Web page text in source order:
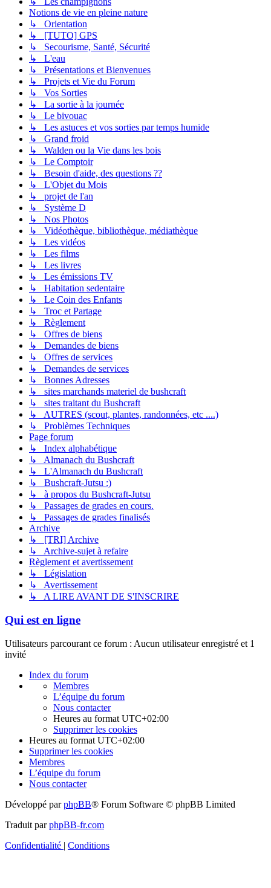
Notions de vie en pleine nature
↳ Orientation
↳ [TUTO] GPS
↳ Secourisme, Santé, Sécurité
↳ L'eau
↳ Présentations et Bienvenues
↳ Projets et Vie du Forum
↳ Vos Sorties
↳ La sortie à la journée
↳ Le bivouac
↳ Les astuces et vos sorties par temps humide
↳ Grand froid
↳ Walden ou la Vie dans les bois
↳ Le Comptoir
↳ Besoin d'aide, des questions ??
↳ L'Objet du Mois
↳ projet de l'an
↳ Système D
↳ Nos Photos
↳ Vidéothèque, bibliothèque, médiathèque
↳ Les vidéos
↳ Les films
↳ Les livres
↳ Les émissions TV
↳ Habitation sedentaire
↳ Le Coin des Enfants
↳ Troc et Partage
↳ Règlement
↳ Offres de biens
↳ Demandes de biens
↳ Offres de services
↳ Demandes de services
↳ Bonnes Adresses
↳ sites marchands materiel de bushcraft
↳ sites traitant du Bushcraft
↳ AUTRES (scout, plantes, randonnées, etc ....)
↳ Problèmes Techniques
Page forum
↳ Index alphabétique
↳ Almanach du Bushcraft
↳ L'Almanach du Bushcraft
↳ Bushcraft-Jutsu :)
↳ à propos du Bushcraft-Jutsu
↳ Passages de grades en cours.
↳ Passages de grades finalisés
Archive
↳ [TRI] Archive
↳ Archive-sujet à refaire
Règlement et avertissement
↳ Législation
↳ Avertissement
↳ A LIRE AVANT DE S'INSCRIRE
Qui est en ligne
Utilisateurs parcourant ce forum : Aucun utilisateur enregistré et 1
invité
Index du forum
Membres
L’équipe du forum
Nous contacter
Heures au format UTC+02:00
Supprimer les cookies
Heures au format UTC+02:00
Supprimer les cookies
Membres
L’équipe du forum
Nous contacter
Développé parphpBB® Forum Software © phpBB Limited
Traduit parphpBB-fr.com
Confidentialité | Conditions